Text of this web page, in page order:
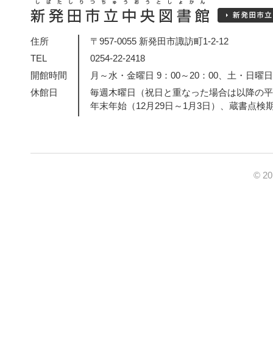
住所
〒957-0055 新発田市諏訪町1-2-12
TEL
0254-22-2418
開館時間
月～水・金曜日 9：00～20：00、土・日曜
休館日
毎週木曜日（祝日と重なった場合は以降の
年末年始（12月29日～1月3日）、蔵書点検
©